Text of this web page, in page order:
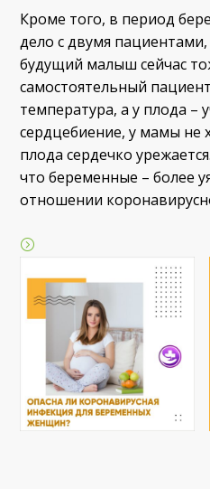
Кроме того, в период
дело с двумя
будущий малыш сейчас
самостоятельный
температура, а у плода –
сердцебиение, у мамы не
плода сердечко
что беременные – более
отношении